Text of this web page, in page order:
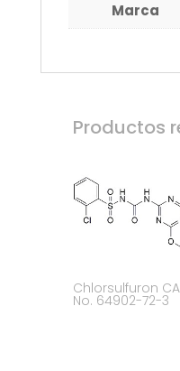
Marca
Productos
Chlorsulfuron
No. 64902-72-3